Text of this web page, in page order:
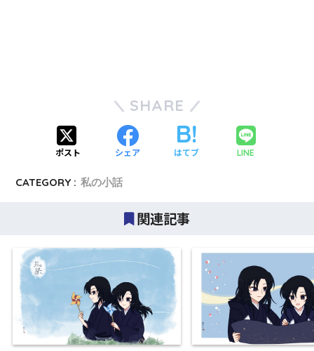
SHARE
ポスト シェア はてブ LINE
CATEGORY : 私の小話
関連記事